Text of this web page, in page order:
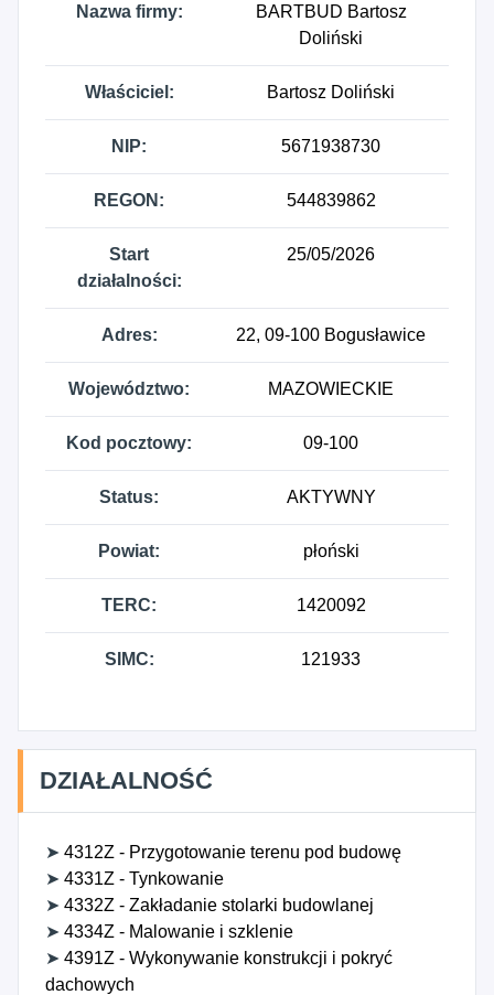
Nazwa firmy:
BARTBUD Bartosz
Doliński
Właściciel: Bartosz Doliński
NIP: 5671938730
REGON: 544839862
Start
działalności:
25/05/2026
Adres: 22, 09-100 Bogusławice
Województwo: MAZOWIECKIE
Kod pocztowy: 09-100
Status: AKTYWNY
Powiat: płoński
TERC: 1420092
SIMC: 121933
DZIAŁALNOŚĆ
➤ 4312Z - Przygotowanie terenu pod budowę
➤ 4331Z - Tynkowanie
➤ 4332Z - Zakładanie stolarki budowlanej
➤ 4334Z - Malowanie i szklenie
➤ 4391Z - Wykonywanie konstrukcji i pokryć
dachowych